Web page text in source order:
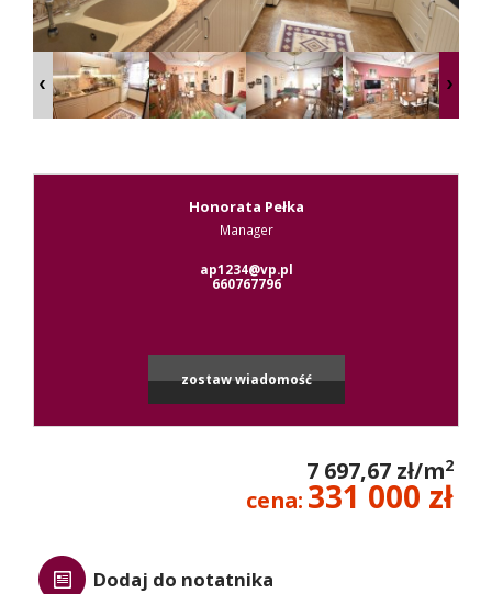
RODO
Leaflet
Honorata Pełka
Manager
ap1234@vp.pl
660767796
zostaw wiadomość
7 697,67 zł/m2
cena: 331 000 zł
Dodaj do notatnika